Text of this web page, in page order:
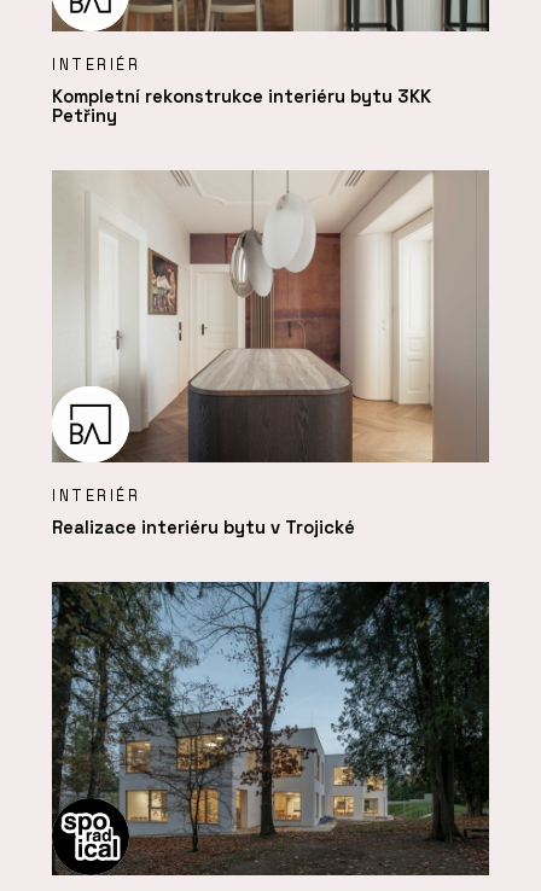
INTERIÉR
Kompletní rekonstrukce interiéru bytu 3KK
Petřiny
INTERIÉR
Realizace interiéru bytu v Trojické